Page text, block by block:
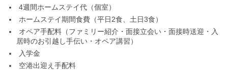
4週間ホームステイ代（個室）
ホームステイ期間食費（平日2食、土日3食）
オペア手配料（ファミリー紹介・面接立会い・面接時送迎・入
居時のお引越し手伝い・オペア講習）
入学金
空港出迎え手配料